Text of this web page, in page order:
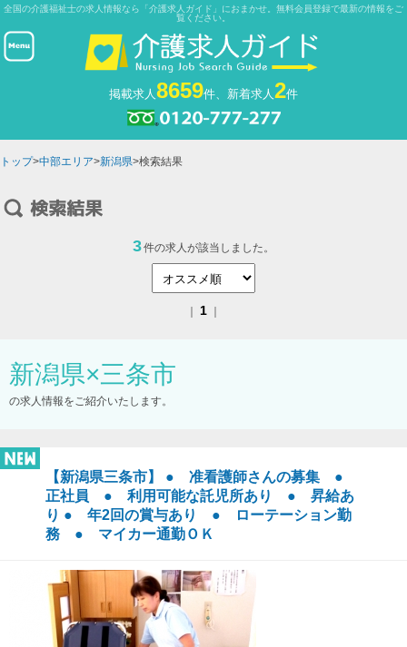
全国の介護福祉士の求人情報なら「介護求人ガイド」におまかせ。無料会員登録で最新の情報をご
覧ください。
掲載求人8659件、新着求人2件
トップ>中部エリア>新潟県>検索結果
3件の求人が該当しました。
1
新潟県×三条市
の求人情報をご紹介いたします。
【新潟県三条市】 ● 准看護師さんの募集 ●
正社員 ● 利用可能な託児所あり ● 昇給あ
り ● 年2回の賞与あり ● ローテーション勤
務 ● マイカー通勤ＯＫ